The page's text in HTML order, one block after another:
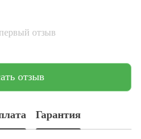
отзыв
отзыв
Гарантия